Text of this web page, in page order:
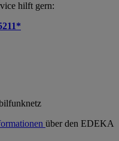
hilft gern:
über den EDEKA